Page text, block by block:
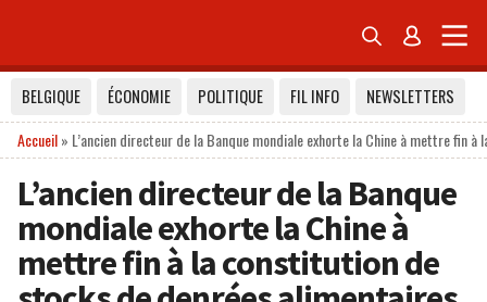
 
BELGIQUE ÉCONOMIE POLITIQUE FIL INFO
NEWSLETTERS
Accueil» L’ancien directeur de la Banque mondiale exhorte la Chine à mettre fin
L’ancien directeur de la Banque
mondiale exhorte la Chine à
mettre fin à la constitution de